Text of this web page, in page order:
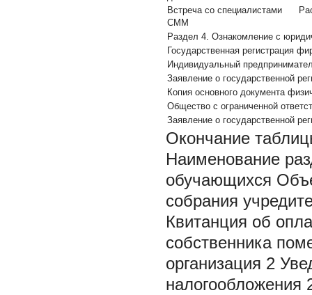
Встреча со специалистами
СММ
Раздел 4. Ознакомление с
Государственная регистрация
Индивидуальный
Заявление о государственной
Копия основного документа
Общество с ограниченной
Заявление о государственной
Окончание
Наименование
обучающихся
собрания
Квитанция об
собственника
организация 2
налогообложения